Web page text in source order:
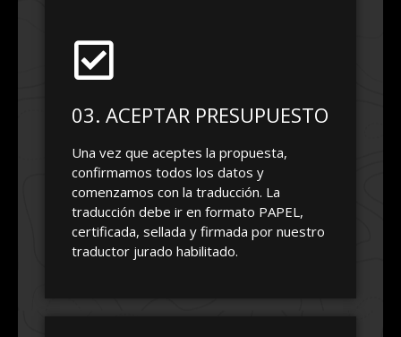
03. ACEPTAR PRESUPUESTO
Una vez que aceptes la propuesta,
confirmamos todos los datos y
comenzamos con la traducción. La
traducción debe ir en formato PAPEL,
certificada, sellada y firmada por nuestro
traductor jurado habilitado.